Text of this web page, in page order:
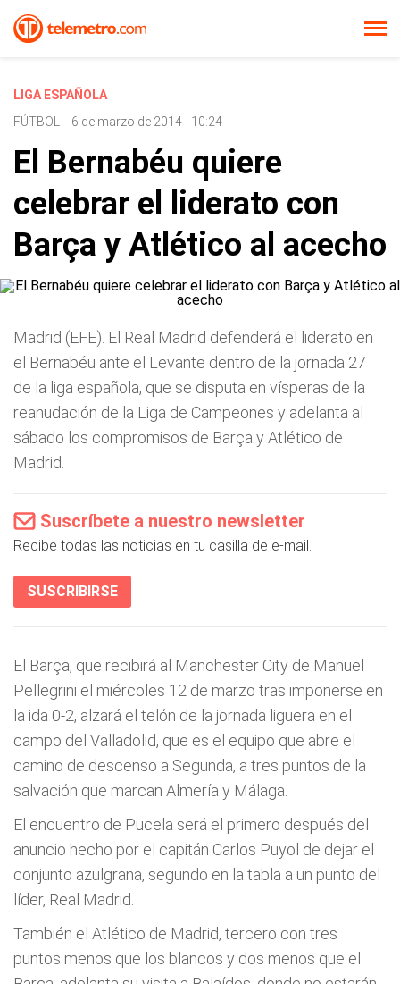
LIGA ESPAÑOLA
FÚTBOL
- 6 de marzo de 2014 - 10:24
El Bernabéu quiere
celebrar el liderato con
Barça y Atlético al acecho
Madrid (EFE). El Real Madrid defenderá el liderato en
el Bernabéu ante el Levante dentro de la jornada 27
de la liga española, que se disputa en vísperas de la
reanudación de la Liga de Campeones y adelanta al
sábado los compromisos de Barça y Atlético de
Madrid.
Suscríbete a nuestro newsletter
Recibe todas las noticias en tu casilla de e-mail.
SUSCRIBIRSE
El Barça, que recibirá al Manchester City de Manuel
Pellegrini el miércoles 12 de marzo tras imponerse en
la ida 0-2, alzará el telón de la jornada liguera en el
campo del Valladolid, que es el equipo que abre el
camino de descenso a Segunda, a tres puntos de la
salvación que marcan Almería y Málaga.
El encuentro de Pucela será el primero después del
anuncio hecho por el capitán Carlos Puyol de dejar el
conjunto azulgrana, segundo en la tabla a un punto del
líder, Real Madrid.
También el Atlético de Madrid, tercero con tres
puntos menos que los blancos y dos menos que el